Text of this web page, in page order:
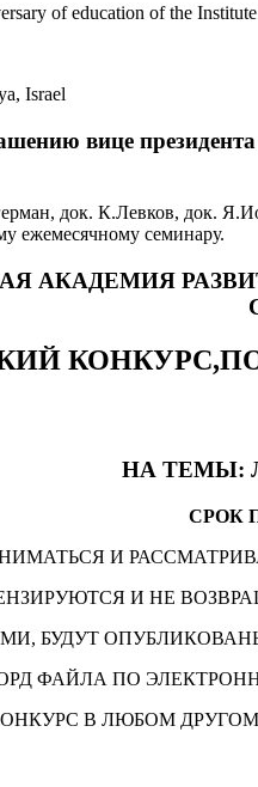
of education of the
Israel
док. К.Левков, док.
ежемесячному семинару.
АКАДЕМИЯ
НА ТЕМЫ:
СРОК
И
И НЕ
БУДУТ
ФАЙЛА ПО
В ЛЮБОМ